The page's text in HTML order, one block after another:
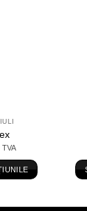
TVA